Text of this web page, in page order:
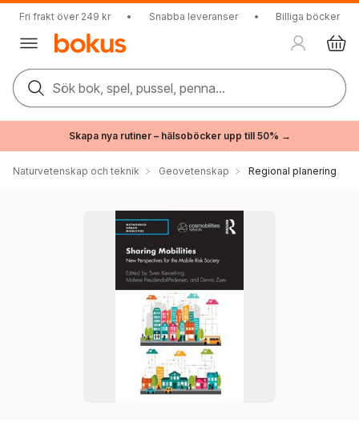
Fri frakt över 249 kr • Snabba leveranser • Billiga böcker
Sök bok, spel, pussel, penna...
Skapa nya rutiner – hälsoböcker upp till 50% →
Naturvetenskap och teknik Geovetenskap Regional planering